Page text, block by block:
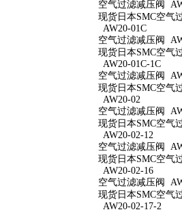
空气过滤减压阀
现货日本SMC空气
AW20-01C
空气过滤减压阀
现货日本SMC空气
AW20-01C-1C
空气过滤减压阀
现货日本SMC空气
AW20-02
空气过滤减压阀
现货日本SMC空气
AW20-02-12
空气过滤减压阀
现货日本SMC空气
AW20-02-16
空气过滤减压阀
现货日本SMC空气
AW20-02-17-2